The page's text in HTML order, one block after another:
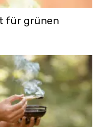
für grünen